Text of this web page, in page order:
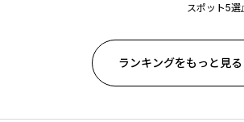
スポット5
ランキングをもっと見る